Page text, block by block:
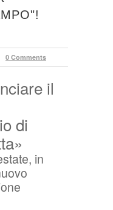
0 Comments
il
di
in